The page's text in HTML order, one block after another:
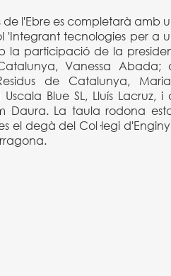
de l'Ebre es completarà amb
tecnologies per a
la participació de la
Vanessa Abada;
de Catalunya,
Blue SL, Lluís Lacruz, i
Daura. La taula rodona
el degà del Col·legi